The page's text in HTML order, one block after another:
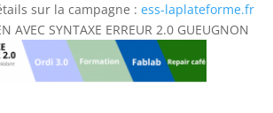
sur la campagne :ess-laplateforme.fr
AVEC SYNTAXE ERREUR 2.0 GUEUGNON